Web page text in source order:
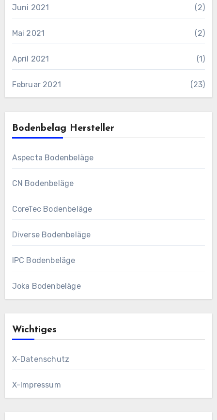
Juni 2021 (2)
Mai 2021 (2)
April 2021 (1)
Februar 2021 (23)
Bodenbelag Hersteller
Aspecta Bodenbeläge
CN Bodenbeläge
CoreTec Bodenbeläge
Diverse Bodenbeläge
IPC Bodenbeläge
Joka Bodenbeläge
Wichtiges
X-Datenschutz
X-Impressum